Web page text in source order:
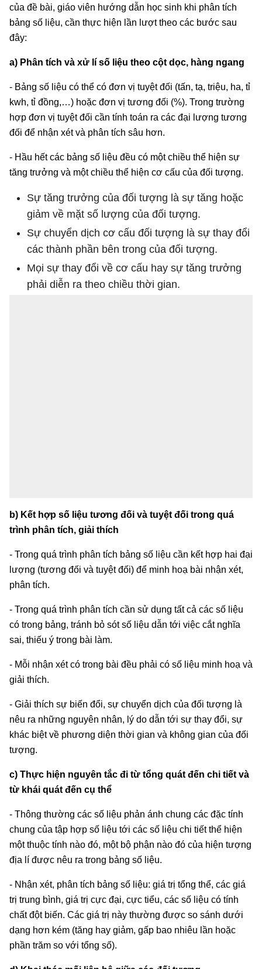
của đề bài, giáo viên hướng dẫn học sinh khi phân tích
bảng số liệu, cần thực hiện lần lượt theo các bước sau
đây:
a) Phân tích và xử lí số liệu theo cột dọc, hàng ngang
- Bảng số liệu có thể có đơn vị tuyệt đối (tấn, tạ, triệu, ha, tỉ
kwh, tỉ đồng,…) hoặc đơn vị tương đối (%). Trong trường
hợp đơn vị tuyệt đối cần tính toán ra các đại lượng tương
đối để nhận xét và phân tích sâu hơn.
- Hầu hết các bảng số liệu đều có một chiều thể hiện sự
tăng trưởng và một chiều thể hiện cơ cấu của đối tượng.
Sự tăng trưởng của đối tượng là sự tăng hoặc
giảm về mặt số lượng của đối tượng.
Sự chuyển dịch cơ cấu đối tượng là sự thay đổi
các thành phần bên trong của đối tượng.
Mọi sự thay đổi về cơ cấu hay sự tăng trưởng
phải diễn ra theo chiều thời gian.
b) Kết hợp số liệu tương đối và tuyệt đối trong quá
trình phân tích, giải thích
- Trong quá trình phân tích bảng số liệu cần kết hợp hai đại
lượng (tương đối và tuyệt đối) để minh hoạ bài nhận xét,
phân tích.
- Trong quá trình phân tích cần sử dụng tất cả các số liệu
có trong bảng, tránh bỏ sót số liệu dẫn tới việc cắt nghĩa
sai, thiếu ý trong bài làm.
- Mỗi nhận xét có trong bài đều phải có số liệu minh hoạ và
giải thích.
- Giải thích sự biến đổi, sự chuyển dịch của đối tượng là
nêu ra những nguyên nhân, lý do dẫn tới sự thay đổi, sự
khác biệt về phương diện thời gian và không gian của đối
tượng.
c) Thực hiện nguyên tắc đi từ tổng quát đến chi tiết và
từ khái quát đến cụ thể
- Thông thường các số liệu phản ánh chung các đặc tính
chung của tập hợp số liệu tới các số liệu chi tiết thể hiện
một thuộc tính nào đó, một bộ phận nào đó của hiện tượng
địa lí được nêu ra trong bảng số liệu.
- Nhận xét, phân tích bảng số liệu: giá trị tổng thể, các giá
trị trung bình, giá trị cực đại, cực tiểu, các số liệu có tính
chất đột biến. Các giá trị này thường được so sánh dưới
dạng hơn kém (tăng hay giảm, gấp bao nhiêu lần hoặc
phần trăm so với tổng số).